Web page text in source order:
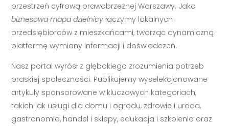
przestrzeń cyfrową prawobrzeżnej Warszawy. Jako
biznesowa mapa dzielnicy łączymy lokalnych
przedsiębiorców z mieszkańcami, tworząc dynamiczną
platformę wymiany informacji i doświadczeń.
Nasz portal wyrósł z głębokiego zrozumienia potrzeb
praskiej społeczności. Publikujemy wyselekcjonowane
artykuły sponsorowane w kluczowych kategoriach,
takich jak usługi dla domu i ogrodu, zdrowie i uroda,
gastronomia, handel i sklepy, edukacja i szkolenia oraz